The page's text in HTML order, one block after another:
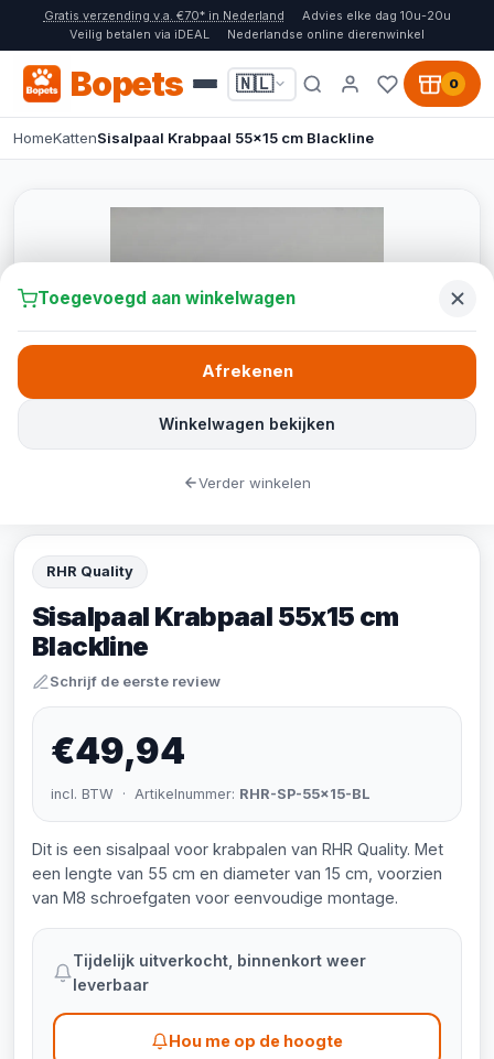
Gratis verzending v.a. €70* in Nederland
Advies elke dag 10u-20u
Veilig betalen via iDEAL
Nederlandse online dierenwinkel
Bopets 🇳🇱 0
HomeKattenSisalpaal Krabpaal 55x15 cm Blackline
RHR Quality
Sisalpaal Krabpaal 55x15 cm
Blackline
Schrijf de eerste review
€49,94
incl. BTW · Artikelnummer: RHR-SP-55x15-BL
Dit is een sisalpaal voor krabpalen van RHR Quality. Met
een lengte van 55 cm en diameter van 15 cm, voorzien
van M8 schroefgaten voor eenvoudige montage.
Tijdelijk uitverkocht, binnenkort weer
leverbaar
Hou me op de hoogte
Toegevoegd aan winkelwagen
Winkelwagen bekijken
Afrekenen
Verder winkelen